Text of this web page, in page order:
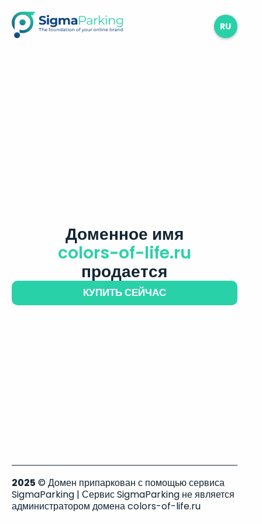
RU
Доменное имя
colors-of-life.ru
продается
КУПИТЬ СЕЙЧАС
2025 © Домен припаркован с помощью сервиса
SigmaParking | Сервис SigmaParking не является
администратором домена colors-of-life.ru